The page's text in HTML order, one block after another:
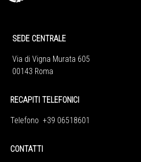
SEDE CENTRALE
Via di Vigna Murata 605
00143 Roma
RECAPITI TELEFONICI
Telefono +39 06518601
CONTATTI